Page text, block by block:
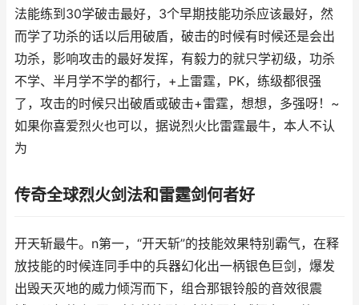
法能练到30学破击最好，3个早期技能功杀应该最好，然
而学了功杀的话以后用破盾，破击的时候有时候还是会出
功杀，影响攻击的最好发挥，有毅力的就只学初级，功杀
不学、半月学不学的都行，+上雷霆，PK，练级都很强
了，攻击的时候只出破盾或破击+雷霆，想想，多强呀！~
如果你喜爱烈火也可以，据说烈火比雷霆最牛，本人不认
为
传奇全球烈火剑法和雷霆剑何者好
开天斩最牛。n第一，“开天斩”的技能效果特别霸气，在释
放技能的时候连同手中的兵器幻化出一柄银色巨剑，爆发
出毁天灭地的威力倾泻而下，组合那银铃般的音效很震